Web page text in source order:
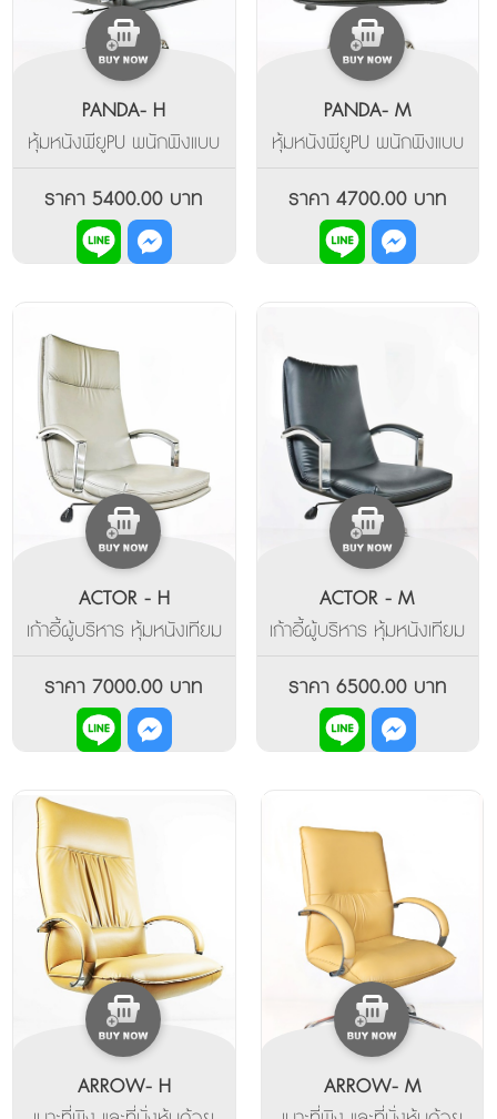
PANDA- H
หุ้มหนังพียูPU พนักพิงแบบ
โค้งตามรูปทรง โอบอุ้มด้าน
หลังกระชับเวลานั่งใช้งาน มี
ท้าวแขนเป็นเหล็กโครเมี่ยม
ราคา 5400.00 บาท
PANDA- M
หุ้มหนังพียูPU พนักพิงแบบ
เนียร์ดัดโค้งตามรูปทรง
โอบอุ้มด้านหลังกระชับเวลา
นั่งใช้งาน มีท้าวแขนเป็น
ราคา 4700.00 บาท
ACTOR - H
เก้าอี้ผู้บริหาร หุ้มหนังเทียม
เป็นเหล็กดัดขึ้นรูป ปรับเอน
หลัง และล็อคการเอน
ระหว่างทางได้หลายระดับ
ราคา 7000.00 บาท
ACTOR - M
เก้าอี้ผู้บริหาร หุ้มหนังเทียม
เป็นอลูมิเนียมอัลลอยด์ปัด
เงา ปรับเอนหลัง และล็อค
การเอนระหว่างทางได้หลาย
ราคา 6500.00 บาท
ARROW- H ARROW- M